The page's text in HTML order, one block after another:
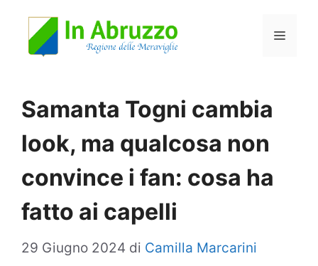
Menu
Samanta Togni cambia
look, ma qualcosa non
convince i fan: cosa ha
fatto ai capelli
29 Giugno 2024 di Camilla Marcarini